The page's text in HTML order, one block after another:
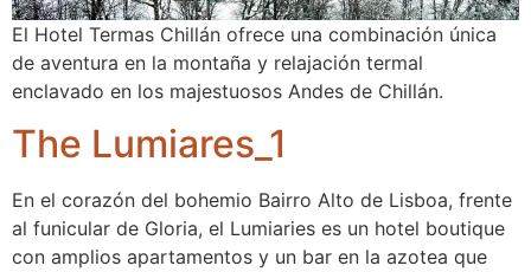
El Hotel Termas Chillán ofrece una combinación única
de aventura en la montaña y relajación termal
enclavado en los majestuosos Andes de Chillán.
The Lumiares_1
En el corazón del bohemio Bairro Alto de Lisboa, frente
al funicular de Gloria, el Lumiaries es un hotel boutique
con amplios apartamentos y un bar en la azotea que